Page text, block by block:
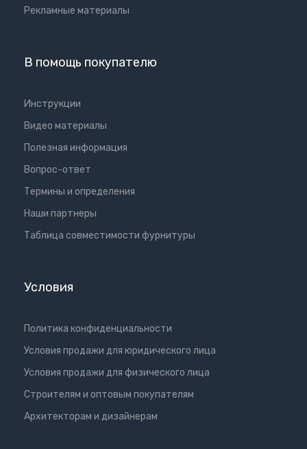
Рекламные материалы
В помощь покупателю
Инструкции
Видео материалы
Полезная информация
Вопрос-ответ
Термины и определения
Наши партнеры
Таблица совместимости фурнитуры
Условия
Политика конфиденциальности
Условия продажи для юридического лица
Условия продажи для физического лица
Cтроителям и оптовым покупателям
Aрхитекторам и дизайнерам